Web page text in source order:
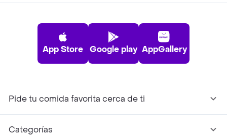
App Store Google play AppGallery
Pide tu comida favorita cerca de ti
Categorías